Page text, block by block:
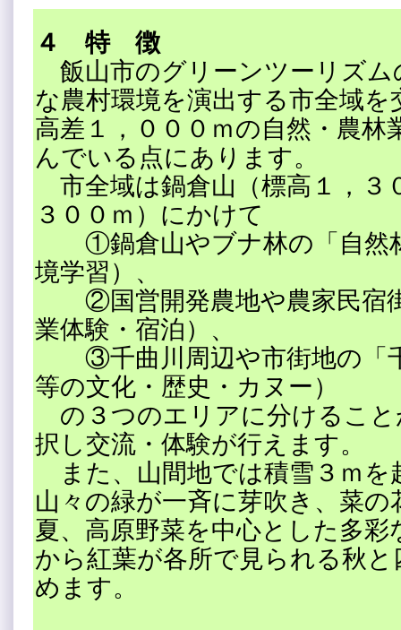
４ 特 徴
飯山市のグリーンツーリズム
な農村環境を演出する市全域
高差１，０００ｍの自然・農
んでいる点にあります。
市全域は鍋倉山（標高１，３
３００ｍ）にかけて
①鍋倉山やブナ林の「自然
境学習）、
②国営開発農地や農家民宿
業体験・宿泊）、
③千曲川周辺や市街地の「
等の文化・歴史・カヌー）
の３つのエリアに分けること
択し交流・体験が行えます。
また、山間地では積雪３ｍを
山々の緑が一斉に芽吹き、菜
夏、高原野菜を中心とした多
から紅葉が各所で見られる秋
めます。